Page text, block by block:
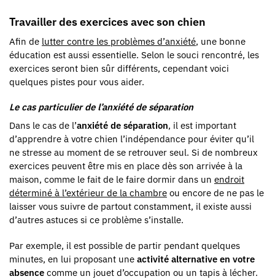
Travailler des exercices avec son chien
Afin de lutter contre les problèmes d’anxiété, une bonne
éducation est aussi essentielle. Selon le souci rencontré, les
exercices seront bien sûr différents, cependant voici
quelques pistes pour vous aider.
Le cas particulier de l’anxiété de séparation
Dans le cas de l’anxiété de séparation, il est important
d’apprendre à votre chien l’indépendance pour éviter qu’il
ne stresse au moment de se retrouver seul. Si de nombreux
exercices peuvent être mis en place dès son arrivée à la
maison, comme le fait de le faire dormir dans un endroit
déterminé à l’extérieur de la chambre ou encore de ne pas le
laisser vous suivre de partout constamment, il existe aussi
d’autres astuces si ce problème s’installe.
Par exemple, il est possible de partir pendant quelques
minutes, en lui proposant une activité alternative en votre
absence comme un jouet d’occupation ou un tapis à lécher.